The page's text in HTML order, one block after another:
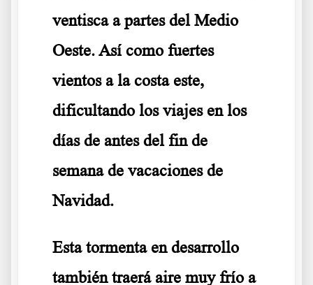
ventisca a partes del Medio
Oeste. Así como fuertes
vientos a la costa este,
dificultando los viajes en los
días de antes del fin de
semana de vacaciones de
Navidad.
Esta tormenta en desarrollo
también traerá aire muy frío a